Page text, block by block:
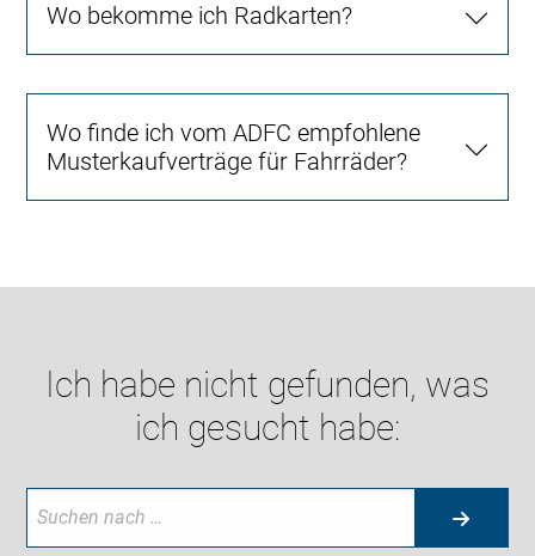
Wo bekomme ich Radkarten?
Wo finde ich vom ADFC empfohlene
Musterkaufverträge für Fahrräder?
Ich habe nicht gefunden, was
ich gesucht habe: